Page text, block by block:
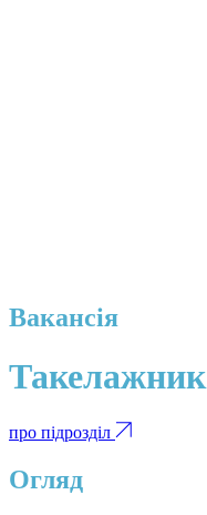
Вакансія
Такелажник
про підрозділ
Огляд